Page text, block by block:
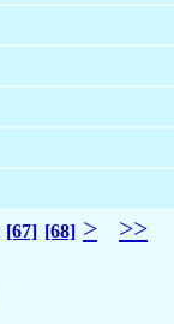
[67] [68] >
>>